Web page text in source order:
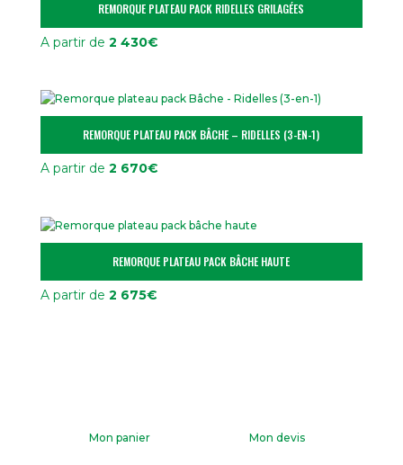
REMORQUE PLATEAU PACK RIDELLES GRILAGÉES
A partir de 2 430€
REMORQUE PLATEAU PACK BÂCHE – RIDELLES (3-EN-1)
A partir de 2 670€
REMORQUE PLATEAU PACK BÂCHE HAUTE
A partir de 2 675€
Mon panier Mon devis